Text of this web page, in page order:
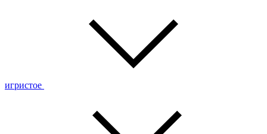
игристое